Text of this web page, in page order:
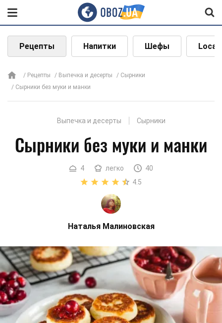
Рецепты Напитки Шефы Local
Рецепты Выпечка и десерты
Сырники
Сырники без муки и манки
Выпечка и десерты Сырники
Сырники без муки и манки
4 легко
40
4.5
Наталья Малиновская